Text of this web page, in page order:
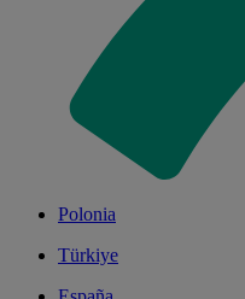
Polonia
Türkiye